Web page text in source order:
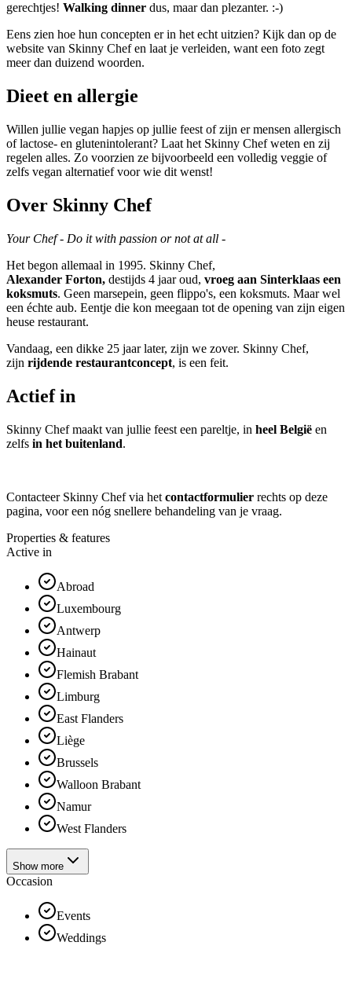
gerechtjes! Walking dinner dus, maar dan plezanter. :-)
Eens zien hoe hun concepten er in het echt uitzien? Kijk dan op de
website van Skinny Chef en laat je verleiden, want een foto zegt
meer dan duizend woorden.
Dieet en allergie
Willen jullie vegan hapjes op jullie feest of zijn er mensen allergisch
of lactose- en glutenintolerant? Laat het Skinny Chef weten en zij
regelen alles. Zo voorzien ze bijvoorbeeld een volledig veggie of
zelfs vegan alternatief voor wie dit wenst!
Over Skinny Chef
Your Chef - Do it with passion or not at all -
Het begon allemaal in 1995. Skinny Chef,
Alexander Forton, destijds 4 jaar oud, vroeg aan Sinterklaas een
koksmuts. Geen marsepein, geen flippo's, een koksmuts. Maar wel
een échte aub. Eentje die kon meegaan tot de opening van zijn eigen
heuse restaurant.
Vandaag, een dikke 25 jaar later, zijn we zover. Skinny Chef,
zijn rijdende restaurantconcept, is een feit.
Actief in
Skinny Chef maakt van jullie feest een pareltje, in heel België en
zelfs in het buitenland.
Contacteer Skinny Chef via het contactformulier rechts op deze
pagina, voor een nóg snellere behandeling van je vraag.
Properties & features
Active in
Abroad
Luxembourg
Antwerp
Hainaut
Flemish Brabant
Limburg
East Flanders
Liège
Brussels
Walloon Brabant
Namur
West Flanders
Show more
Occasion
Events
Weddings